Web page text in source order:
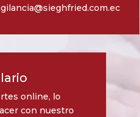
online, lo
con nuestro